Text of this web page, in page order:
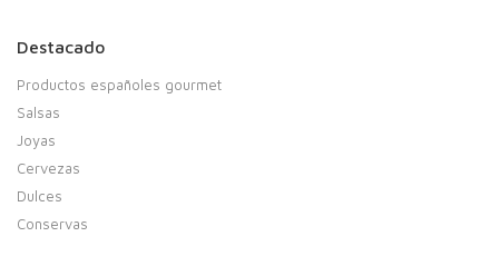
Destacado
Productos españoles gourmet
Salsas
Joyas
Cervezas
Dulces
Conservas